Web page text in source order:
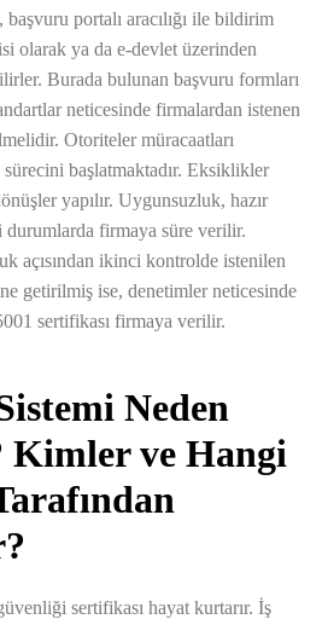
portalı aracılığı ile bildirim
olarak ya da e-devlet üzerinden
Burada bulunan başvuru formları
neticesinde firmalardan istenen
Otoriteler müracaatları
başlatmaktadır. Eksiklikler
yapılır. Uygunsuzluk, hazır
firmaya süre verilir.
açısından ikinci kontrolde istenilen
getirilmiş ise, denetimler neticesinde
sertifikası firmaya verilir.
Neden
ve Hangi
sertifikası hayat kurtarır. İş